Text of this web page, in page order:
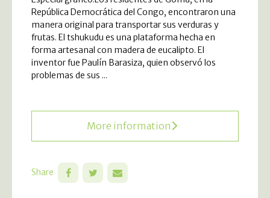
República Democrática del Congo, encontraron una
manera original para transportar sus verduras y
frutas. El tshukudu es una plataforma hecha en
forma artesanal con madera de eucalipto. El
inventor fue Paulín Barasiza, quien observó los
problemas de sus ...
More information
Share